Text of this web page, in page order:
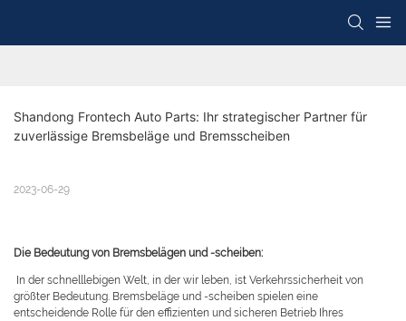
Shandong Frontech Auto Parts: Ihr strategischer Partner für
zuverlässige Bremsbeläge und Bremsscheiben
2023-06-29
Die Bedeutung von Bremsbelägen und -scheiben:
In der schnelllebigen Welt, in der wir leben, ist Verkehrssicherheit von
größter Bedeutung. Bremsbeläge und -scheiben spielen eine
entscheidende Rolle für den effizienten und sicheren Betrieb Ihres